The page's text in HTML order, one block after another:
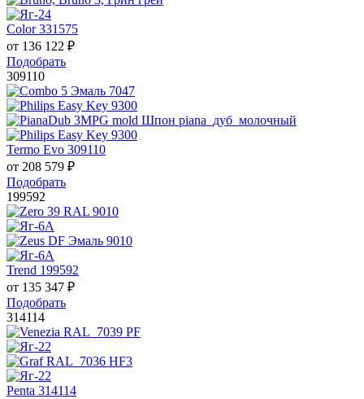
Color 331575
от 136 122 ₽
Подобрать
309110
Termo Evo 309110
от 208 579 ₽
Подобрать
199592
Trend 199592
от 135 347 ₽
Подобрать
314114
Penta 314114